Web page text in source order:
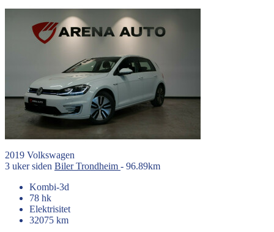
2019 Volkswagen
3 uker siden BilerTrondheim - 96.89km
Kombi-3d
78 hk
Elektrisitet
32075 km